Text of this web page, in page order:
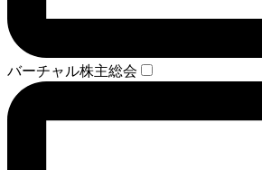
バーチャル株主総会